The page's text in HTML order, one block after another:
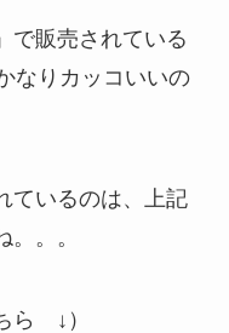
で販売されている
なりカッコいいの
ているのは、上記
。。
ら ↓）